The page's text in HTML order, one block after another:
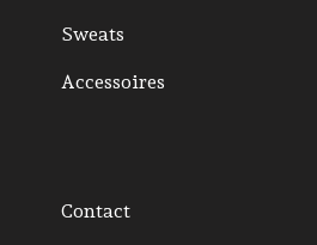
Sweats
Accessoires
Contact